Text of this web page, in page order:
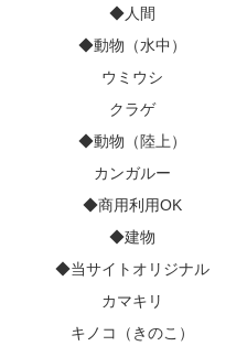
◆人間
◆動物（水中）
ウミウシ
クラゲ
◆動物（陸上）
カンガルー
◆商用利用OK
◆建物
◆当サイトオリジナル
カマキリ
キノコ（きのこ）